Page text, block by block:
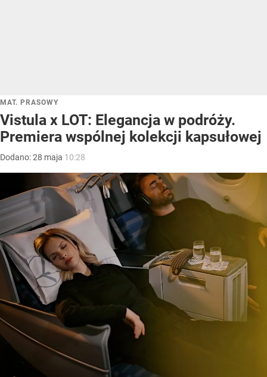
MAT. PRASOWY
Vistula x LOT: Elegancja w podróży.
Premiera wspólnej kolekcji kapsułowej
Dodano:28 maja 10:28